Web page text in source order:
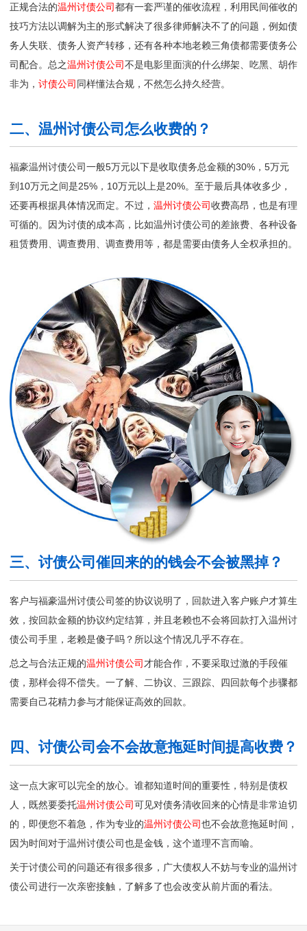
正规合法的温州讨债公司都有一套严谨的催收流程，利用民间催收的
技巧方法以调解为主的形式解决了很多律师解决不了的问题，例如债
务人失联、债务人资产转移，还有各种本地老赖三角债都需要债务公
司配合。总之温州讨债公司不是电影里面演的什么绑架、吃黑、胡作
非为， 讨债公司同样懂法合规，不然怎么持久经营。
二、温州讨债公司怎么收费的？
福豪温州讨债公司一般5万元以下是收取债务总金额的30%，5万元
到10万元之间是25%，10万元以上是20%。至于最后具体收多少，
还要再根据具体情况而定。不过， 温州讨债公司收费高昂，也是有理
可循的。因为讨债的成本高，比如温州讨债公司的差旅费、各种设备
租赁费用、调查费用、调查费用等，都是需要由债务人全权承担的。
三、讨债公司催回来的的钱会不会被黑掉？
客户与福豪温州讨债公司签的协议说明了，回款进入客户账户才算生
效，按回款金额的协议约定结算，并且老赖也不会将回款打入温州讨
债公司手里，老赖是傻子吗？所以这个情况几乎不存在。
总之与合法正规的温州讨债公司 才能合作，不要采取过激的手段催
债，那样会得不偿失。一了解、二协议、三跟踪、四回款每个步骤都
需要自己花精力参与才能保证高效的回款。
四、讨债公司会不会故意拖延时间提高收费？
这一点大家可以完全的放心。谁都知道时间的重要性，特别是债权
人，既然要委托温州讨债公司可见对债务清收回来的心情是非常迫切
的，即便您不着急，作为专业的温州讨债公司也不会故意拖延时间，
因为时间对于温州讨债公司也是金钱，这个道理不言而喻。
关于讨债公司的问题还有很多很多，广大债权人不妨与专业的温州讨
债公司进行一次亲密接触，了解多了也会改变从前片面的看法。